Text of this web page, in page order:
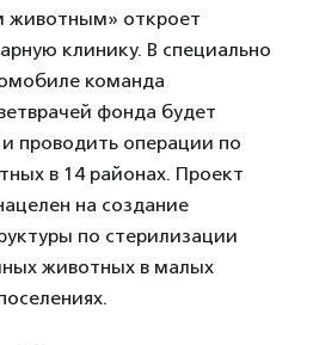
откроет
клинику. В специально
команда
фонда будет
проводить операции по
в 14 районах. Проект
на создание
по стерилизации
животных в малых